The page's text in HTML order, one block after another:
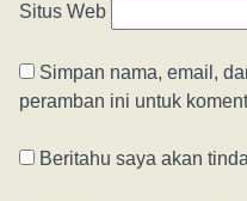
Situs Web
Simpan nama, email,
peramban ini untuk
Beritahu saya akan